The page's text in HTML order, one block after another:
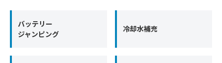
バッテリー
ジャンピング
冷却水補充